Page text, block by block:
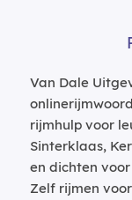
Van Dale
rijmhulp voor
Sinterklaas,
en dichten
Zelf rijmen